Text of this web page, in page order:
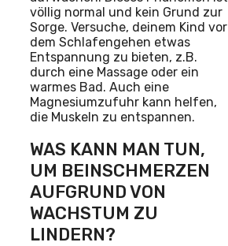
völlig normal und kein Grund zur
Sorge. Versuche, deinem Kind vor
dem Schlafengehen etwas
Entspannung zu bieten, z.B.
durch eine Massage oder ein
warmes Bad. Auch eine
Magnesiumzufuhr kann helfen,
die Muskeln zu entspannen.
WAS KANN MAN TUN,
UM BEINSCHMERZEN
AUFGRUND VON
WACHSTUM ZU
LINDERN?